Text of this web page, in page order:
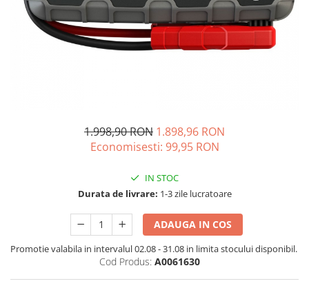
Cauta dupa capacitate
Pana in 1000W
Intre 1000-2000W
Toate generatoarele
Panouri Solare Pliabile
Cauta dupa marca
Bluetti
1.998,90 RON 1.898,96 RON
Economisesti: 99,95 RON
IN STOC
Durata de livrare: 1-3 zile lucratoare
ADAUGA IN COS
Promotie valabila in intervalul 02.08 - 31.08 in limita stocului disponibil.
Cod Produs: A0061630